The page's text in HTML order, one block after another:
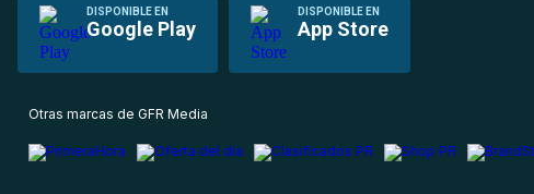
DISPONIBLE EN
Google Play
DISPONIBLE EN
App Store
Otras marcas de GFR Media